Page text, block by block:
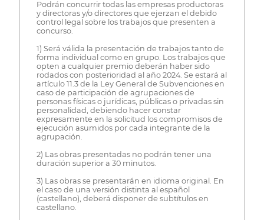
Podrán concurrir todas las empresas productoras
y directoras y/o directores que ejerzan el debido
control legal sobre los trabajos que presenten a
concurso.
1) Será válida la presentación de trabajos tanto de
forma individual como en grupo. Los trabajos que
opten a cualquier premio deberán haber sido
rodados con posterioridad al año 2024. Se estará al
artículo 11.3 de la Ley General de Subvenciones en
caso de participación de agrupaciones de
personas físicas o jurídicas, públicas o privadas sin
personalidad, debiendo hacer constar
expresamente en la solicitud los compromisos de
ejecución asumidos por cada integrante de la
agrupación.
2) Las obras presentadas no podrán tener una
duración superior a 30 minutos.
3) Las obras se presentarán en idioma original. En
el caso de una versión distinta al español
(castellano), deberá disponer de subtítulos en
castellano.